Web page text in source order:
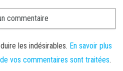
les indésirables. En savoir plus
vos commentaires sont traitées.